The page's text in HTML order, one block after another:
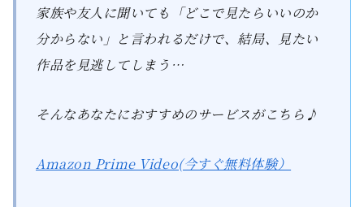
家族や友人に聞いても「どこで見たらいいのか
分からない」と言われるだけで、結局、見たい
作品を見逃してしまう…
そんなあなたにおすすめのサービスがこちら♪
Amazon Prime Video(今すぐ無料体験）